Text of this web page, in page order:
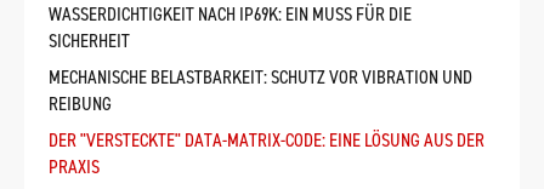
WASSERDICHTIGKEIT NACH IP69K: EIN MUSS FÜR DIE
SICHERHEIT
MECHANISCHE BELASTBARKEIT: SCHUTZ VOR VIBRATION UND
REIBUNG
DER "VERSTECKTE" DATA-MATRIX-CODE: EINE LÖSUNG AUS DER
PRAXIS